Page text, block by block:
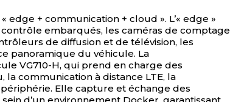
+ communication + cloud ». L’« edge »
embarqués, les caméras de comptage
de diffusion et de télévision, les
panoramique du véhicule. La
VG710-H, qui prend en charge des
communication à distance LTE, la
Elle capture et échange des